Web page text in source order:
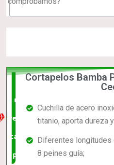
La
mejor
relación
calidad-
precio
Cortapelos Bamba
Cuchilla de acero
titanio, aporta dureza
Diferentes longitudes
8 peines guía;